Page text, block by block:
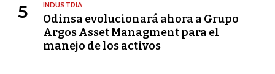
5 INDUSTRIA
Odinsa evolucionará ahora a Grupo
Argos Asset Managment para el
manejo de los activos